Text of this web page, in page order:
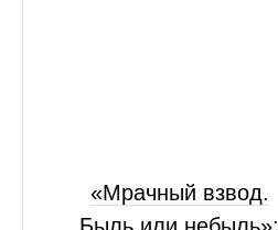
«Мрачный взвод.
Быль или небыль»: